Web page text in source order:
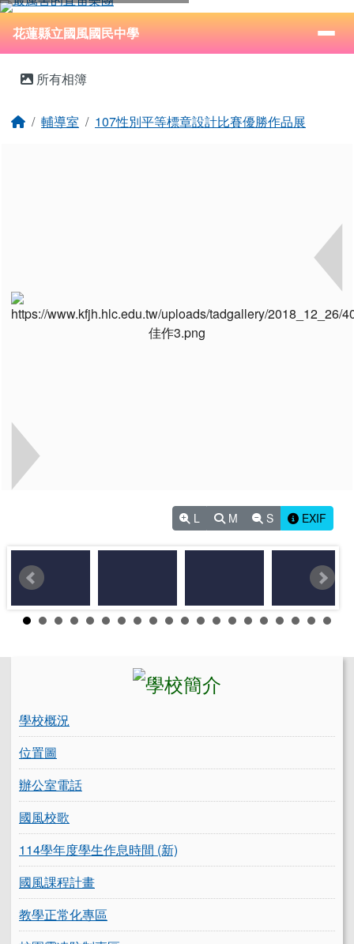
跳至主內容區
花蓮縣立國風國民中學
⏸
導覽列
花蓮縣立國風國民中學
所有相簿
回首頁
輔導室 107性別平等標章設計比賽優勝作品展
L M S EXIF
學校概況
位置圖
辦公室電話
國風校歌
114學年度學生作息時間 (新)
國風課程計畫
教學正常化專區